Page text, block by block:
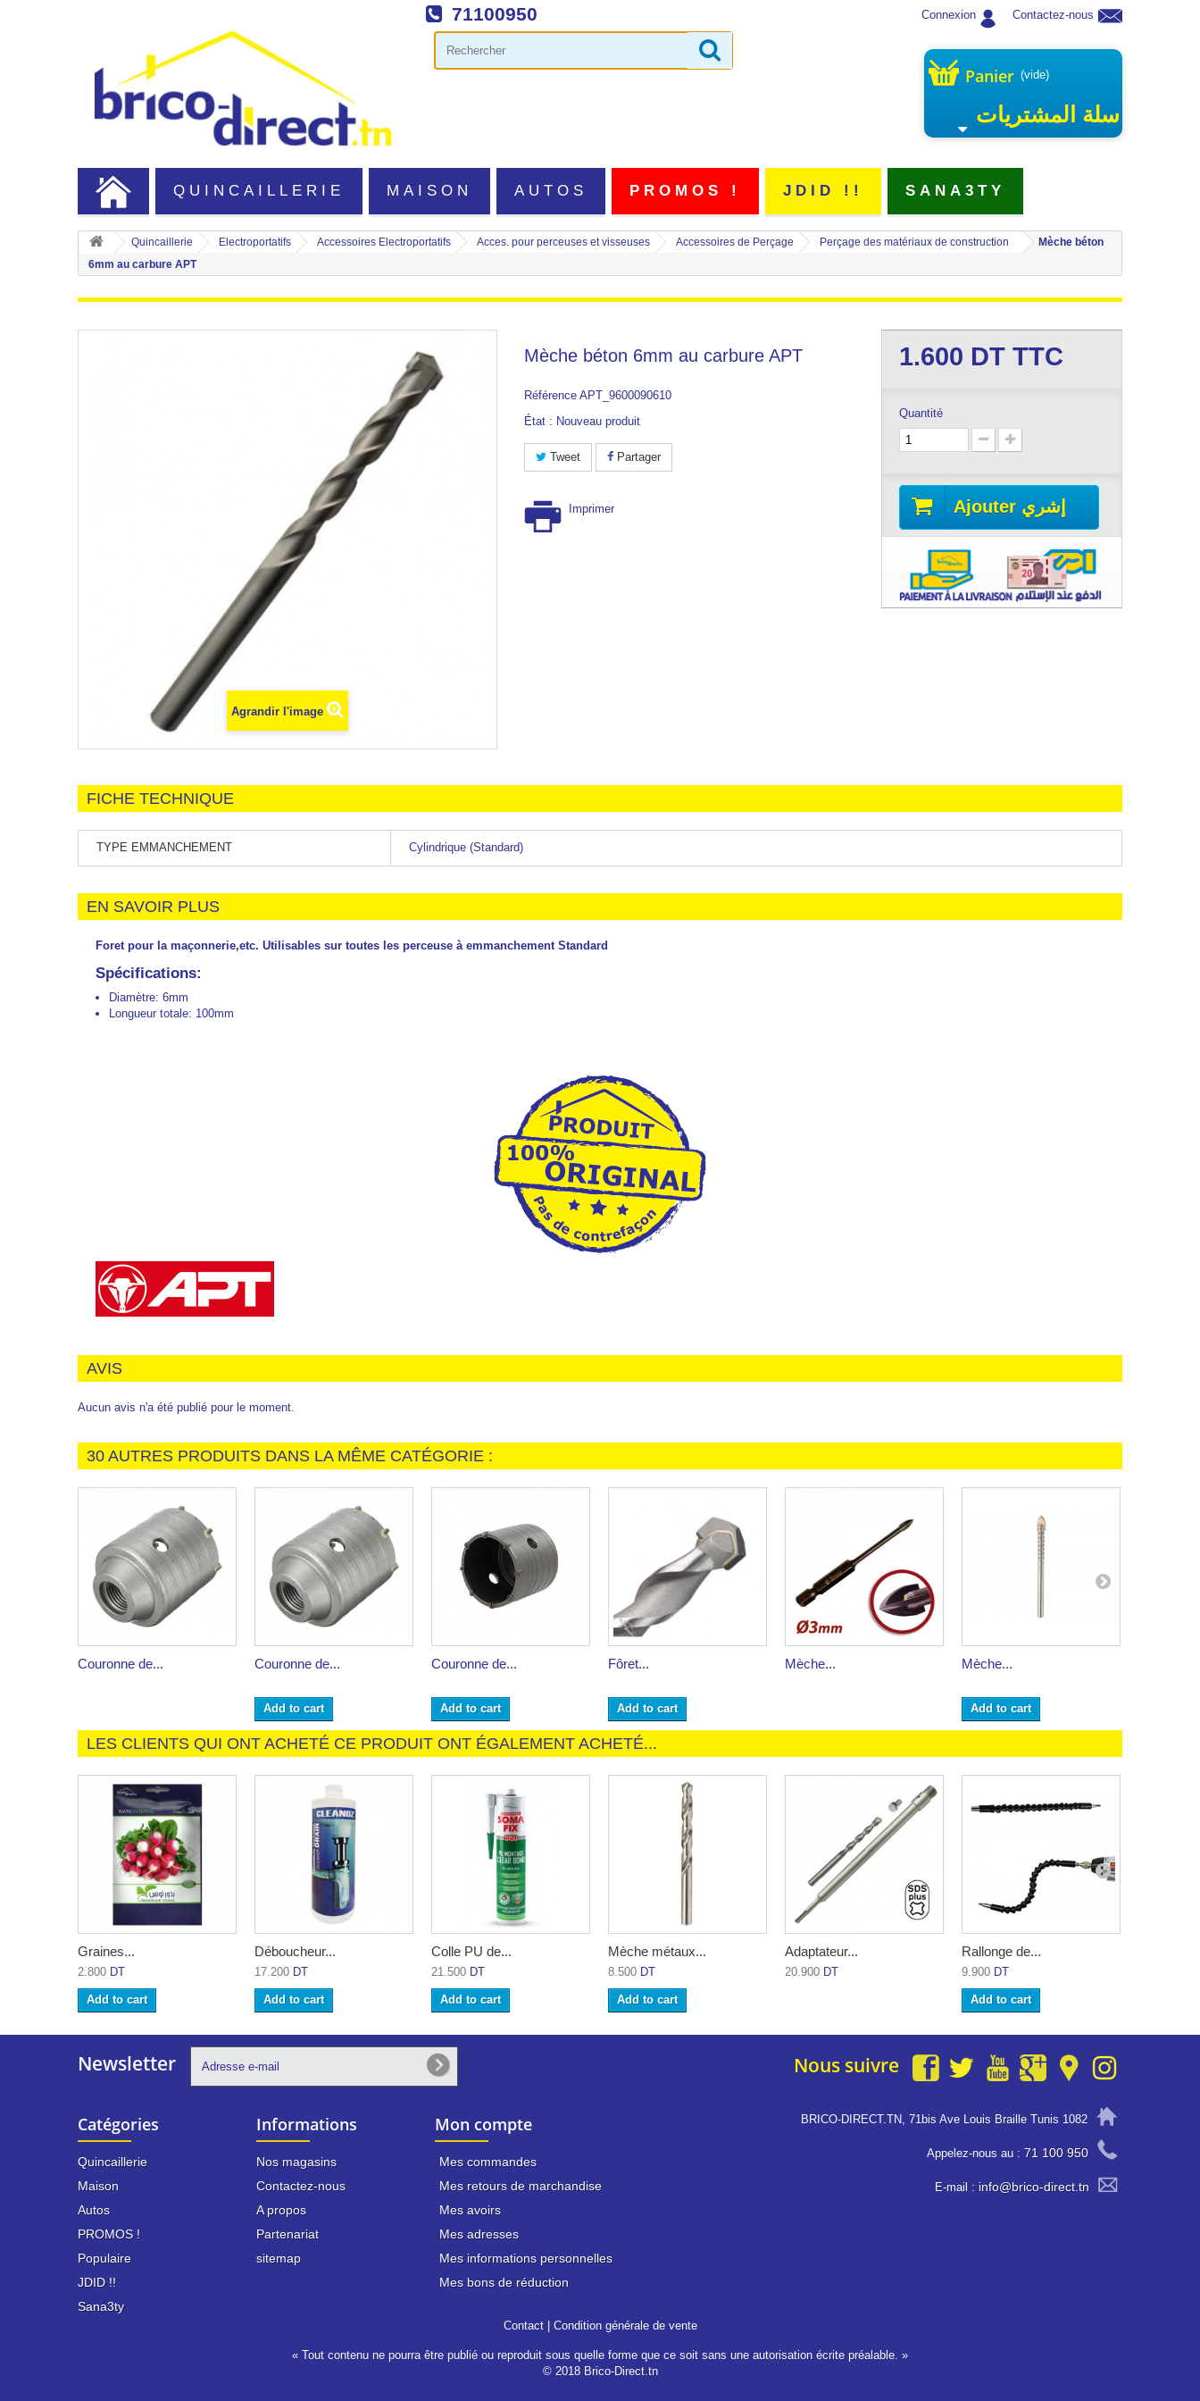
Contactez-nous
71100950 Connexion
Panier (vide)
سلة المشتريات
QUINCAILLERIE MAISON AUTOS PROMOS ! JDID !! SANA3TY
Quincaillerie Electroportatifs Accessoires Electroportatifs Acces. pour perceuses et visseuses Accessoires de Perçage Perçage des matériaux de construction
Mèche béton
6mm au carbure APT
Agrandir l'image
Mèche béton 6mm au carbure APT
Référence APT_9600090610
État : Nouveau produit
Tweet Partager
Imprimer
1.600 DT TTC
Quantité
Ajouter إشري
FICHE TECHNIQUE
TYPE EMMANCHEMENT Cylindrique (Standard)
EN SAVOIR PLUS
Foret pour la maçonnerie,etc. Utilisables sur toutes les perceuse à emmanchement Standard
Spécifications:
Diamètre: 6mm
Longueur totale: 100mm
AVIS
Aucun avis n'a été publié pour le moment.
30 AUTRES PRODUITS DANS LA MÊME CATÉGORIE :
Couronne de... Couronne de...
Add to cart
Couronne de...
Add to cart
Fôret...
Add to cart
Mèche... Mèche...
Add to cart
LES CLIENTS QUI ONT ACHETÉ CE PRODUIT ONT ÉGALEMENT ACHETÉ...
Graines...
2.800 DT
Add to cart
Déboucheur...
17.200 DT
Add to cart
Colle PU de...
21.500 DT
Add to cart
Mèche métaux...
8.500 DT
Add to cart
Adaptateur...
20.900 DT
Rallonge de...
9.900 DT
Add to cart
Newsletter Nous suivre
Catégories
Quincaillerie
Maison
Autos
PROMOS !
Populaire
JDID !!
Sana3ty
Informations
Nos magasins
Contactez-nous
A propos
Partenariat
sitemap
Contact| Condition générale de vente
« Tout contenu ne pourra être publié ou reproduit sous quelle forme que ce soit sans une autorisation écrite préalable. »
© 2018 Brico-Direct.tn
Mon compte
Mes commandes
Mes retours de marchandise
Mes avoirs
Mes adresses
Mes informations personnelles
Mes bons de réduction
BRICO-DIRECT.TN, 71bis Ave Louis Braille Tunis 1082
Appelez-nous au : 71 100 950
E-mail : info@brico-direct.tn